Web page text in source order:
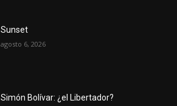
Sunset
agosto 6, 2026
Simón Bolívar: ¿el Libertador?